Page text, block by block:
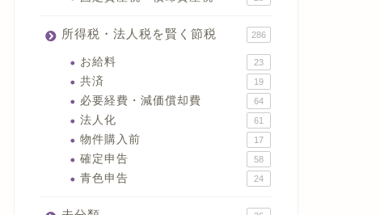
所得税・法人税を賢く節税 286
お給料 23
共済 19
必要経費・減価償却費 64
法人化 61
物件購入前 17
確定申告 58
青色申告 24